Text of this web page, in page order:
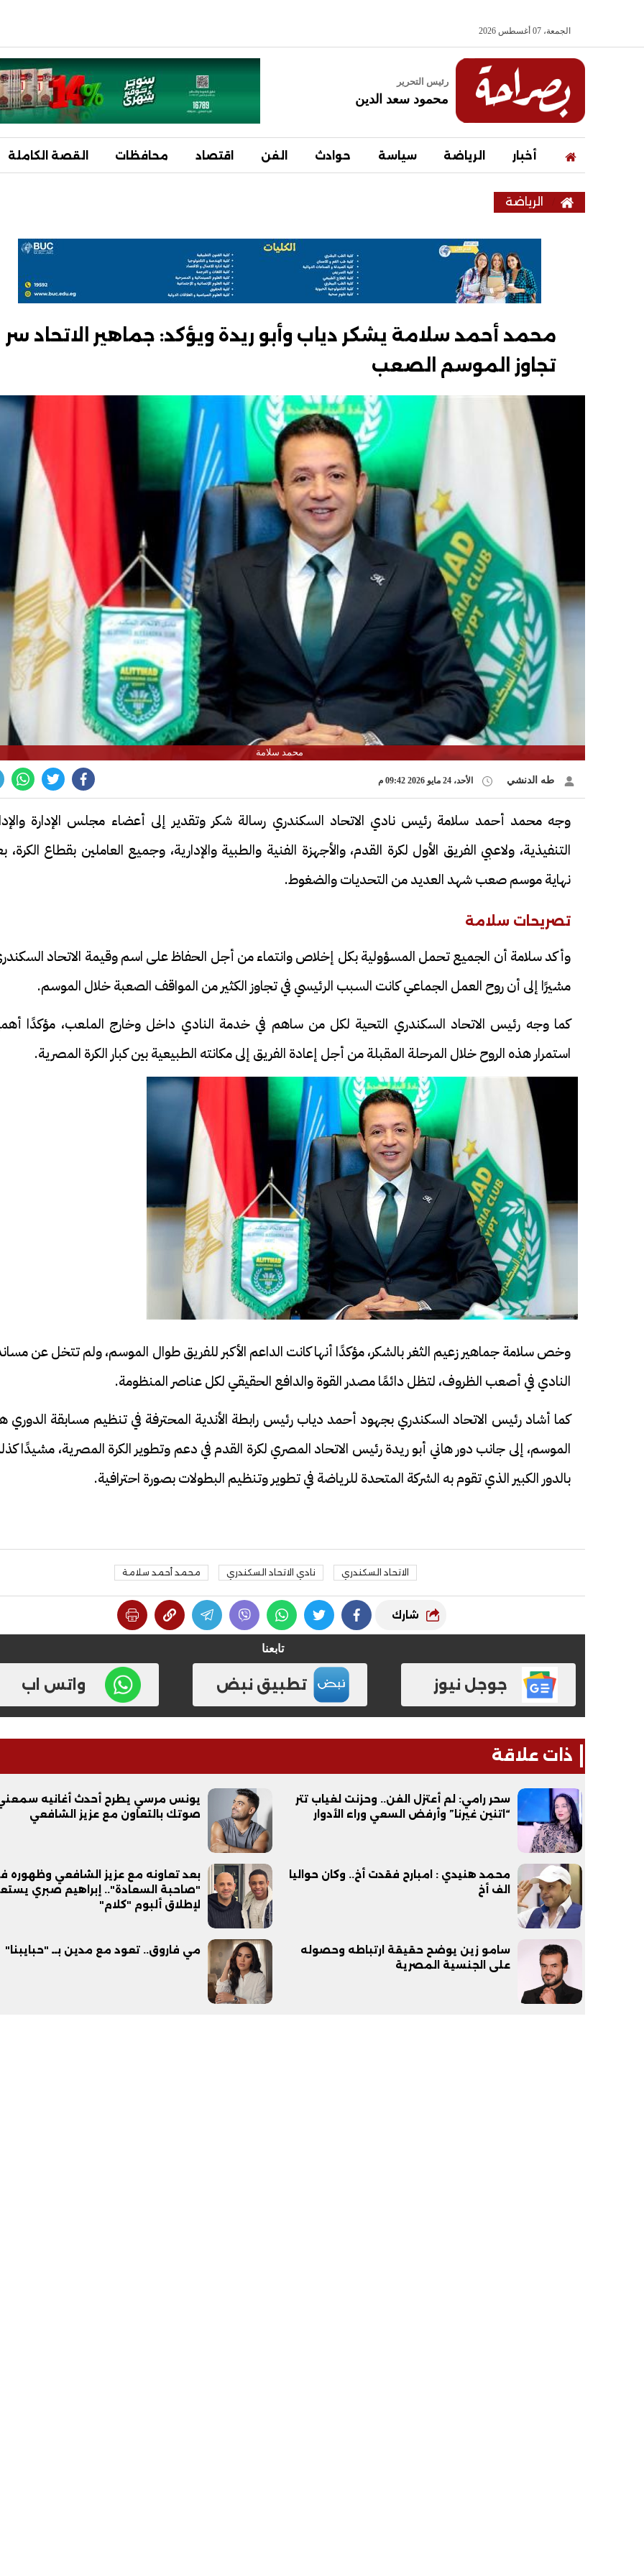
الجمعة، 07 أغسطس 2026
رئيس التحرير
محمود سعد الدين
أخبار الرياضة سياسة حوادث الفن اقتصاد محافظات القصة الكاملة
الرياضة
محمد أحمد سلامة يشكر دياب وأبو ريدة ويؤكد: جماهير الاتحاد سر
تجاوز الموسم الصعب
محمد سلامة
طه الدنشي الأحد، 24 مايو 2026 09:42 م
وجه محمد أحمد سلامة رئيس نادي الاتحاد السكندري رسالة شكر وتقدير إلى أعضاء مجلس الإدارة
التنفيذية، ولاعبي الفريق الأول لكرة القدم، والأجهزة الفنية والطبية والإدارية، وجميع العاملين بقطاع الكرة،
نهاية موسم صعب شهد العديد من التحديات والضغوط.
تصريحات سلامة
وأكد سلامة أن الجميع تحمل المسؤولية بكل إخلاص وانتماء من أجل الحفاظ على اسم وقيمة الاتحاد
مشيرًا إلى أن روح العمل الجماعي كانت السبب الرئيسي في تجاوز الكثير من المواقف الصعبة خلال الموسم.
كما وجه رئيس الاتحاد السكندري التحية لكل من ساهم في خدمة النادي داخل وخارج الملعب، مؤكدًا
استمرار هذه الروح خلال المرحلة المقبلة من أجل إعادة الفريق إلى مكانته الطبيعية بين كبار الكرة المصرية.
وخص سلامة جماهير زعيم الثغر بالشكر، مؤكدًا أنها كانت الداعم الأكبر للفريق طوال الموسم، ولم تتخل عن
النادي في أصعب الظروف، لتظل دائمًا مصدر القوة والدافع الحقيقي لكل عناصر المنظومة.
كما أشاد رئيس الاتحاد السكندري بجهود أحمد دياب رئيس رابطة الأندية المحترفة في تنظيم مسابقة الدوري
الموسم، إلى جانب دور هاني أبو ريدة رئيس الاتحاد المصري لكرة القدم في دعم وتطوير الكرة المصرية، مشيدًا
بالدور الكبير الذي تقوم به الشركة المتحدة للرياضة في تطوير وتنظيم البطولات بصورة احترافية.
الاتحاد السكندري نادي الاتحاد السكندري محمد أحمد سلامة
شارك
تابعنا
جوجل نيوز تطبيق نبض واتس اب
ذات علاقة
سحر رامي: لم أعتزل الفن.. وحزنت لغياب تتر
“اتنين غيرنا” وأرفض السعي وراء الأدوار
يونس مرسي يطرح أحدث أغانيه
صوتك بالتعاون مع عزيز الشافعي
محمد هنيدي : امبارح فقدت أخ.. وكان حواليا
الف أخ
بعد تعاونه مع عزيز الشافعي وظهوره
"صاحبة السعادة".. إبراهيم صبري
لإطلاق ألبوم "كلام"
سامو زين يوضح حقيقة ارتباطه وحصوله
على الجنسية المصرية
مي فاروق.. تعود مع مدين بــ "حبايبنا"
مليون جنيه
تصدره التريند| فيديو